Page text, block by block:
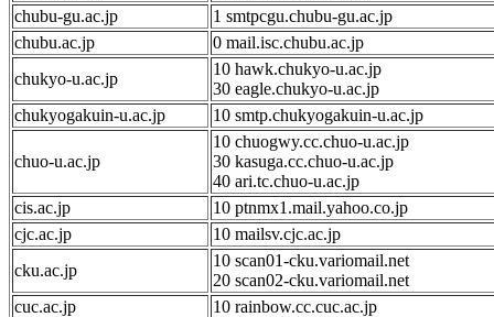
chubu-gu.ac.jp
1 smtpcgu.chubu-gu.ac.jp
chubu.ac.jp
0 mail.isc.chubu.ac.jp
chukyo-u.ac.jp
10 hawk.chukyo-u.ac.jp
30 eagle.chukyo-u.ac.jp
chukyogakuin-u.ac.jp
10 smtp.chukyogakuin-u.ac.jp
chuo-u.ac.jp
10 chuogwy.cc.chuo-u.ac.jp
30 kasuga.cc.chuo-u.ac.jp
40 ari.tc.chuo-u.ac.jp
cis.ac.jp
10 ptnmx1.mail.yahoo.co.jp
cjc.ac.jp
10 mailsv.cjc.ac.jp
cku.ac.jp
10 scan01-cku.variomail.net
20 scan02-cku.variomail.net
cuc.ac.jp
10 rainbow.cc.cuc.ac.jp